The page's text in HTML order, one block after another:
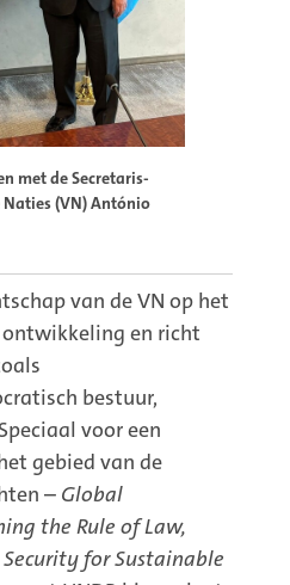
met de Secretaris-
(VN) António
van de VN op het
en richt
bestuur,
voor een
gebied van de
– Global
the Rule of Law,
for Sustainable